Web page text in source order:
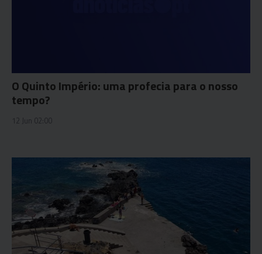
O Quinto Império: uma profecia para o nosso
tempo?
12 Jun 02:00